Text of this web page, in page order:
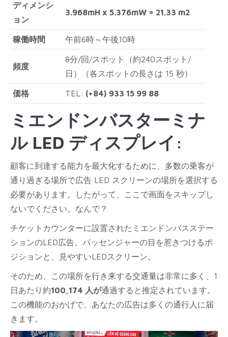
ディメンシ
ョン
3.968mH x 5.376mW = 21.33 m2
稼働時間 午前6時～午後10時
頻度
8分/回/スポット（約240スポット/
日）（各スポットの長さは 15 秒）
価格 TEL: (+84) 933 15 99 88
ミエンドンバスターミナ
ル LED ディスプレイ:
顧客に到達する能力を最大化するために、多数の乗客が
通り過ぎる場所で広告 LED スクリーンの場所を選択する
必要があります。したがって、ここで画面をスキップし
ないでください。なんで？
チケットカウンターに設置されたミエンドンバスステー
ションのLED広告。パッセンジャーの目を惹きつけるポ
ジションと、見やすいLEDスクリーン。
そのため、この場所を行き来する交通量は非常に多く、1
日あたり約100,174 人が通過すると推定されています。
この機能のおかげで、あなたの広告は多くの通行人に届
きます。